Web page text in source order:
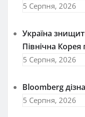
5 Серпня, 2026
Україна
Північна
5 Серпня, 2026
Bloomberg
5 Серпня, 2026